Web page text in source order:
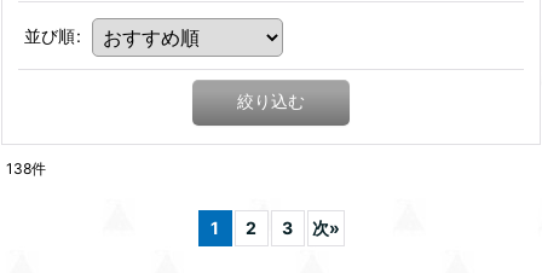
並び順:
絞り込む
138件
1 2 3 次»